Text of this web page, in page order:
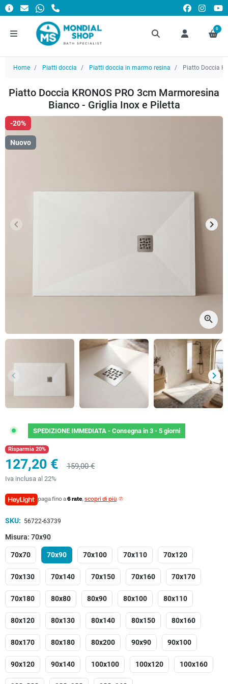
0
Home Piatti doccia Piatti doccia in marmo resina Piatto Doccia
Piatto Doccia KRONOS PRO 3cm Marmoresina
Bianco - Griglia Inox e Piletta
-20%
Nuovo
Precedente
keyboard_arrow_left keyboard_arrow_right
zoom_in
Precedente
keyboard_arrow_left keyboard_arrow_right
SPEDIZIONE IMMEDIATA - Consegna in 3 - 5 giorni
Risparmia 20%
127,20 € 159,00 €
Iva inclusa al 22%
paga fino a6 rate, scopri di più
SKU: 56722-63739
Misura: 70x90
70x70 70x90 70x100 70x110 70x120
70x130 70x140 70x150 70x160 70x170
70x180 80x80 80x90 80x100 80x110
80x120 80x130 80x140 80x150 80x160
80x170 80x180 80x200 90x90 90x100
90x120 90x140 100x100 100x120 100x160